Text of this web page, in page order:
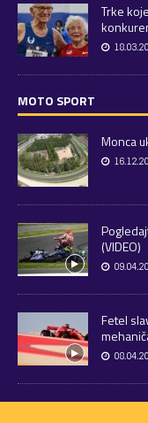
Trke
MOTO SPORT
Monca
(VIDEO)
Fetel